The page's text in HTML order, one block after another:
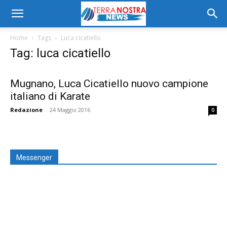
Home Tags Luca cicatiello
Tag: luca cicatiello
Mugnano, Luca Cicatiello nuovo campione
italiano di Karate
Redazione - 24 Maggio 2016 0
Messenger